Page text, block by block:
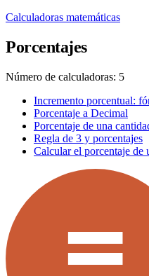
Calculadoras matemáticas
Porcentajes
Número de calculadoras: 5
Incremento porcentual:
Porcentaje a Decimal
Porcentaje de una
Regla de 3 y porcentajes
Calcular el porcentaje de